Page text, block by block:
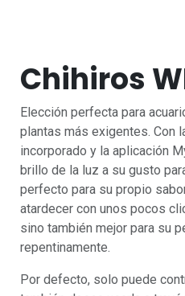
Chihiros
Elección perfecta para
plantas más exigentes. Con
incorporado y la aplicación
brillo de la luz a su gusto
perfecto para su propio
atardecer con unos pocos
sino también mejor para su
repentinamente.
Por defecto, solo puede